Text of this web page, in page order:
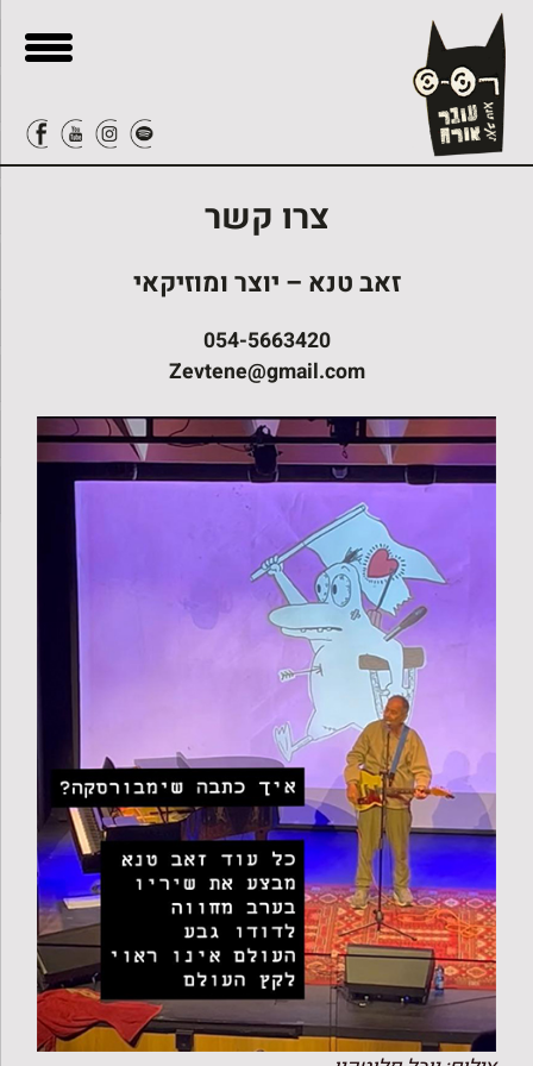
עבור
לתוכן
צור-קשר
צרו קשר
זאב טנא – יוצר ומוזיקאי
054-5663420
Zevtene@gmail.com